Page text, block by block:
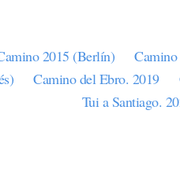
2015 (Berlín)
Camino del Ebro. 2019
Tui a Santiago.